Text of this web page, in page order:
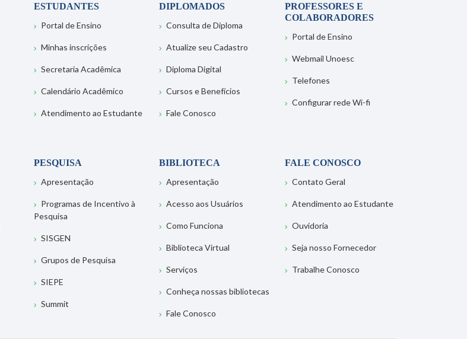
ESTUDANTES
Portal de Ensino
Minhas inscrições
Secretaria Acadêmica
Calendário Acadêmico
Atendimento ao Estudante
DIPLOMADOS
Consulta de Diploma
Atualize seu Cadastro
Diploma Digital
Cursos e Benefícios
Fale Conosco
PROFESSORES E
COLABORADORES
Portal de Ensino
Webmail Unoesc
Telefones
Configurar rede Wi-fi
PESQUISA
Apresentação
Programas de Incentivo à
Pesquisa
SISGEN
Grupos de Pesquisa
SIEPE
Summit
BIBLIOTECA
Apresentação
Acesso aos Usuários
Como Funciona
Biblioteca Virtual
Serviços
Conheça nossas bibliotecas
Fale Conosco
FALE CONOSCO
Contato Geral
Atendimento ao Estudante
Ouvidoria
Seja nosso Fornecedor
Trabalhe Conosco